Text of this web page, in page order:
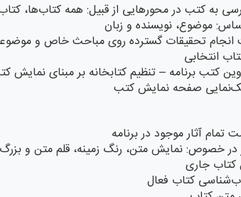
به کتب در محورهایی از قبیل: همه کتاب‌ها،
موضوع، نویسنده و زبان
تحقیقات گسترده روی مباحث خاص و
انتخابی
کتب برنامه – تنظیم کتابخانه بر مبنای نمایش
صفحه نمایش کتب
آثار موجود در برنامه
در خصوص: نمایش متن، رنگ زمینه، قلم متن و
جاری
کتاب فعال